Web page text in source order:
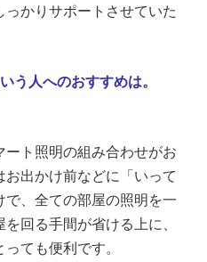
かりサポートさせていた
う人へのおすすめは。
ト照明の組み合わせがお
出かけ前などに「いって
で、全ての部屋の照明を一
回る手間が省ける上に、
ても便利です。